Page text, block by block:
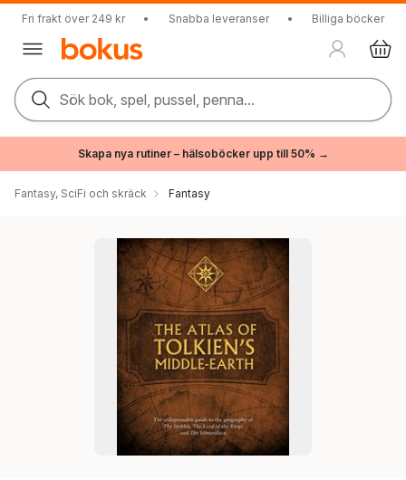
Fri frakt över 249 kr • Snabba leveranser • Billiga böcker
Sök bok, spel, pussel, penna...
Skapa nya rutiner – hälsoböcker upp till 50% →
Fantasy, SciFi och skräck Fantasy